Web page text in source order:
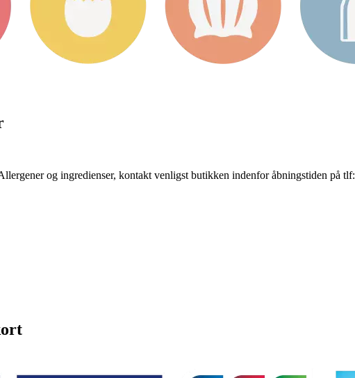
og ingredienser, kontakt venligst butikken indenfor åbningstiden på tlf: